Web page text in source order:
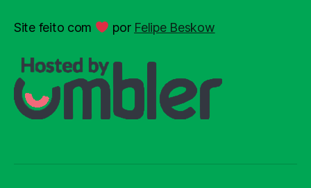
Site feito com por Felipe Beskow